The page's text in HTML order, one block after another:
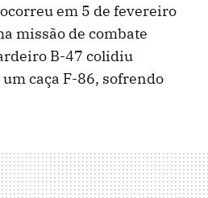
em 5 de fevereiro
missão de combate
B-47 colidiu
caça F-86, sofrendo